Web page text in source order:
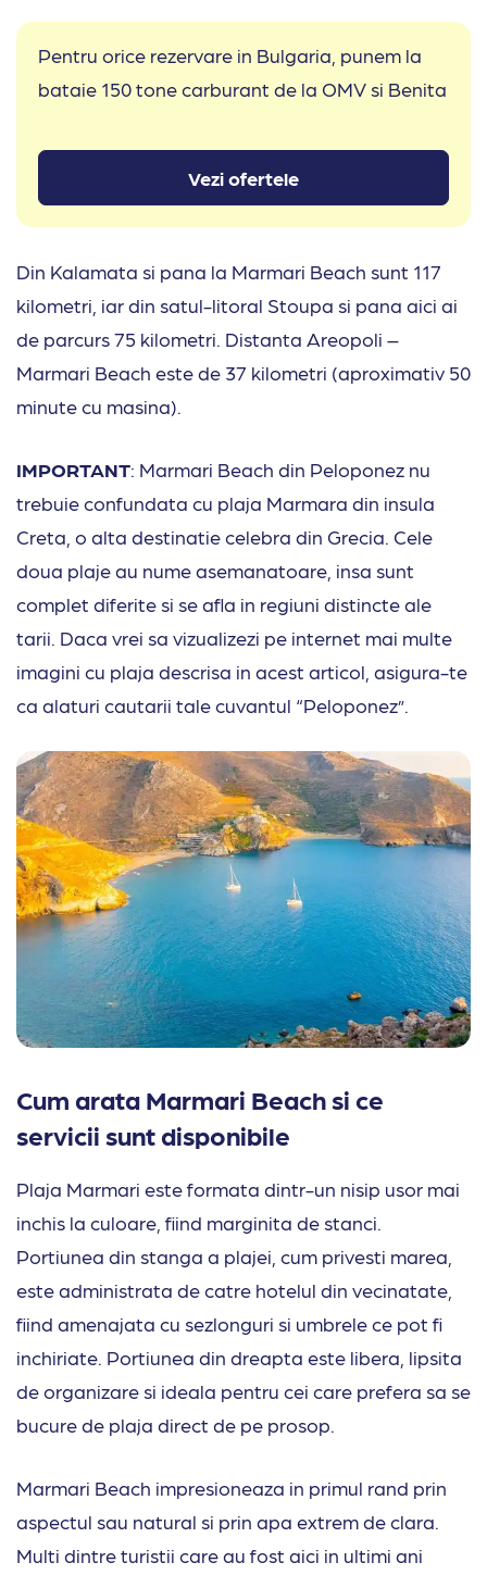
Pentru orice rezervare in Bulgaria, punem la
bataie 150 tone carburant de la OMV si Benita
Vezi ofertele
Din Kalamata si pana la Marmari Beach sunt 117
kilometri, iar din satul-litoral Stoupa si pana aici ai
de parcurs 75 kilometri. Distanta Areopoli –
Marmari Beach este de 37 kilometri (aproximativ 50
minute cu masina).
IMPORTANT: Marmari Beach din Peloponez nu
trebuie confundata cu plaja Marmara din insula
Creta, o alta destinatie celebra din Grecia. Cele
doua plaje au nume asemanatoare, insa sunt
complet diferite si se afla in regiuni distincte ale
tarii. Daca vrei sa vizualizezi pe internet mai multe
imagini cu plaja descrisa in acest articol, asigura-te
ca alaturi cautarii tale cuvantul “Peloponez”.
Cum arata Marmari Beach si ce
servicii sunt disponibile
Plaja Marmari este formata dintr-un nisip usor mai
inchis la culoare, fiind marginita de stanci.
Portiunea din stanga a plajei, cum privesti marea,
este administrata de catre hotelul din vecinatate,
fiind amenajata cu sezlonguri si umbrele ce pot fi
inchiriate. Portiunea din dreapta este libera, lipsita
de organizare si ideala pentru cei care prefera sa se
bucure de plaja direct de pe prosop.
Marmari Beach impresioneaza in primul rand prin
aspectul sau natural si prin apa extrem de clara.
Multi dintre turistii care au fost aici in ultimi ani